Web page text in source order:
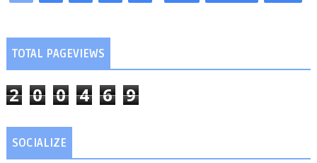
TOTAL PAGEVIEWS
2 0 0 4 6 9
SOCIALIZE